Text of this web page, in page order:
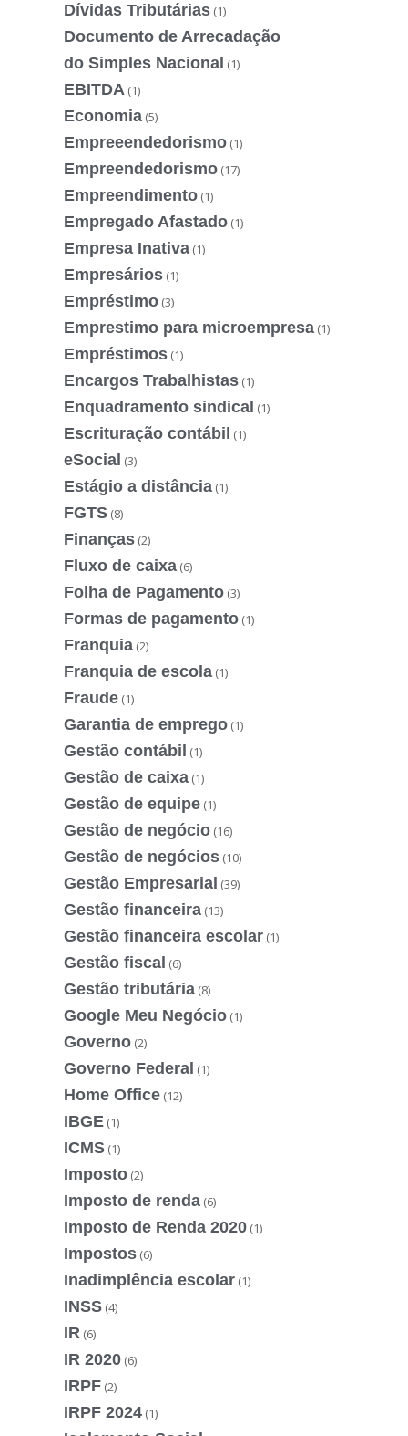
Dívidas Tributárias (1)
Documento de Arrecadação
do Simples Nacional (1)
EBITDA (1)
Economia (5)
Empreeendedorismo (1)
Empreendedorismo (17)
Empreendimento (1)
Empregado Afastado (1)
Empresa Inativa (1)
Empresários (1)
Empréstimo (3)
Emprestimo para microempresa (1)
Empréstimos (1)
Encargos Trabalhistas (1)
Enquadramento sindical (1)
Escrituração contábil (1)
eSocial (3)
Estágio a distância (1)
FGTS (8)
Finanças (2)
Fluxo de caixa (6)
Folha de Pagamento (3)
Formas de pagamento (1)
Franquia (2)
Franquia de escola (1)
Fraude (1)
Garantia de emprego (1)
Gestão contábil (1)
Gestão de caixa (1)
Gestão de equipe (1)
Gestão de negócio (16)
Gestão de negócios (10)
Gestão Empresarial (39)
Gestão financeira (13)
Gestão financeira escolar (1)
Gestão fiscal (6)
Gestão tributária (8)
Google Meu Negócio (1)
Governo (2)
Governo Federal (1)
Home Office (12)
IBGE (1)
ICMS (1)
Imposto (2)
Imposto de renda (6)
Imposto de Renda 2020 (1)
Impostos (6)
Inadimplência escolar (1)
INSS (4)
IR (6)
IR 2020 (6)
IRPF (2)
IRPF 2024 (1)